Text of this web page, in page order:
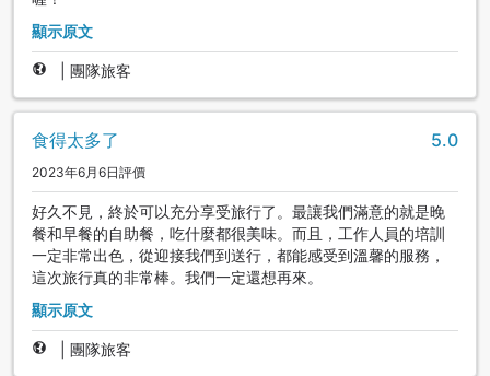
顯示原文
團隊旅客
食得太多了 5.0
2023年6月6日評價
好久不見，終於可以充分享受旅行了。最讓我們滿意的就是晚
餐和早餐的自助餐，吃什麼都很美味。而且，工作人員的培訓
一定非常出色，從迎接我們到送行，都能感受到溫馨的服務，
這次旅行真的非常棒。我們一定還想再來。
顯示原文
團隊旅客